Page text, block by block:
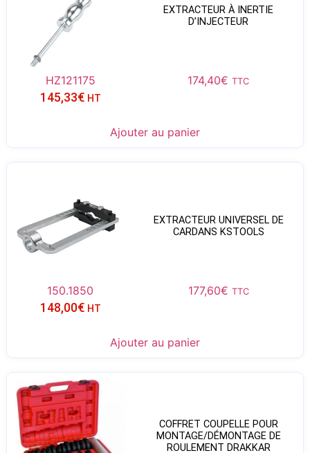
EXTRACTEUR À INERTIE
D’INJECTEUR
HZ121175 174,40€ TTC
145,33€ HT
Ajouter au panier
EXTRACTEUR UNIVERSEL DE
CARDANS KSTOOLS
150.1850 177,60€ TTC
148,00€ HT
Ajouter au panier
COFFRET COUPELLE POUR
MONTAGE/DÉMONTAGE DE
ROULEMENT DRAKKAR